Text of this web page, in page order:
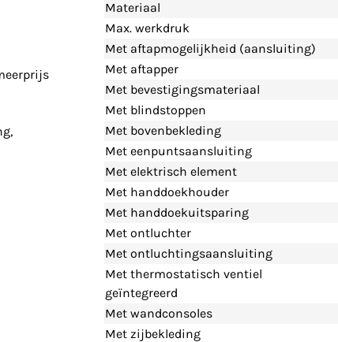
Materiaal
Max. werkdruk
Met aftapmogelijkheid (aansluiting)
Met aftapper
Met bevestigingsmateriaal
Met blindstoppen
Met bovenbekleding
Met eenpuntsaansluiting
Met elektrisch element
Met handdoekhouder
Met handdoekuitsparing
Met ontluchter
Met ontluchtingsaansluiting
Met thermostatisch ventiel
geïntegreerd
Met wandconsoles
Met zijbekleding